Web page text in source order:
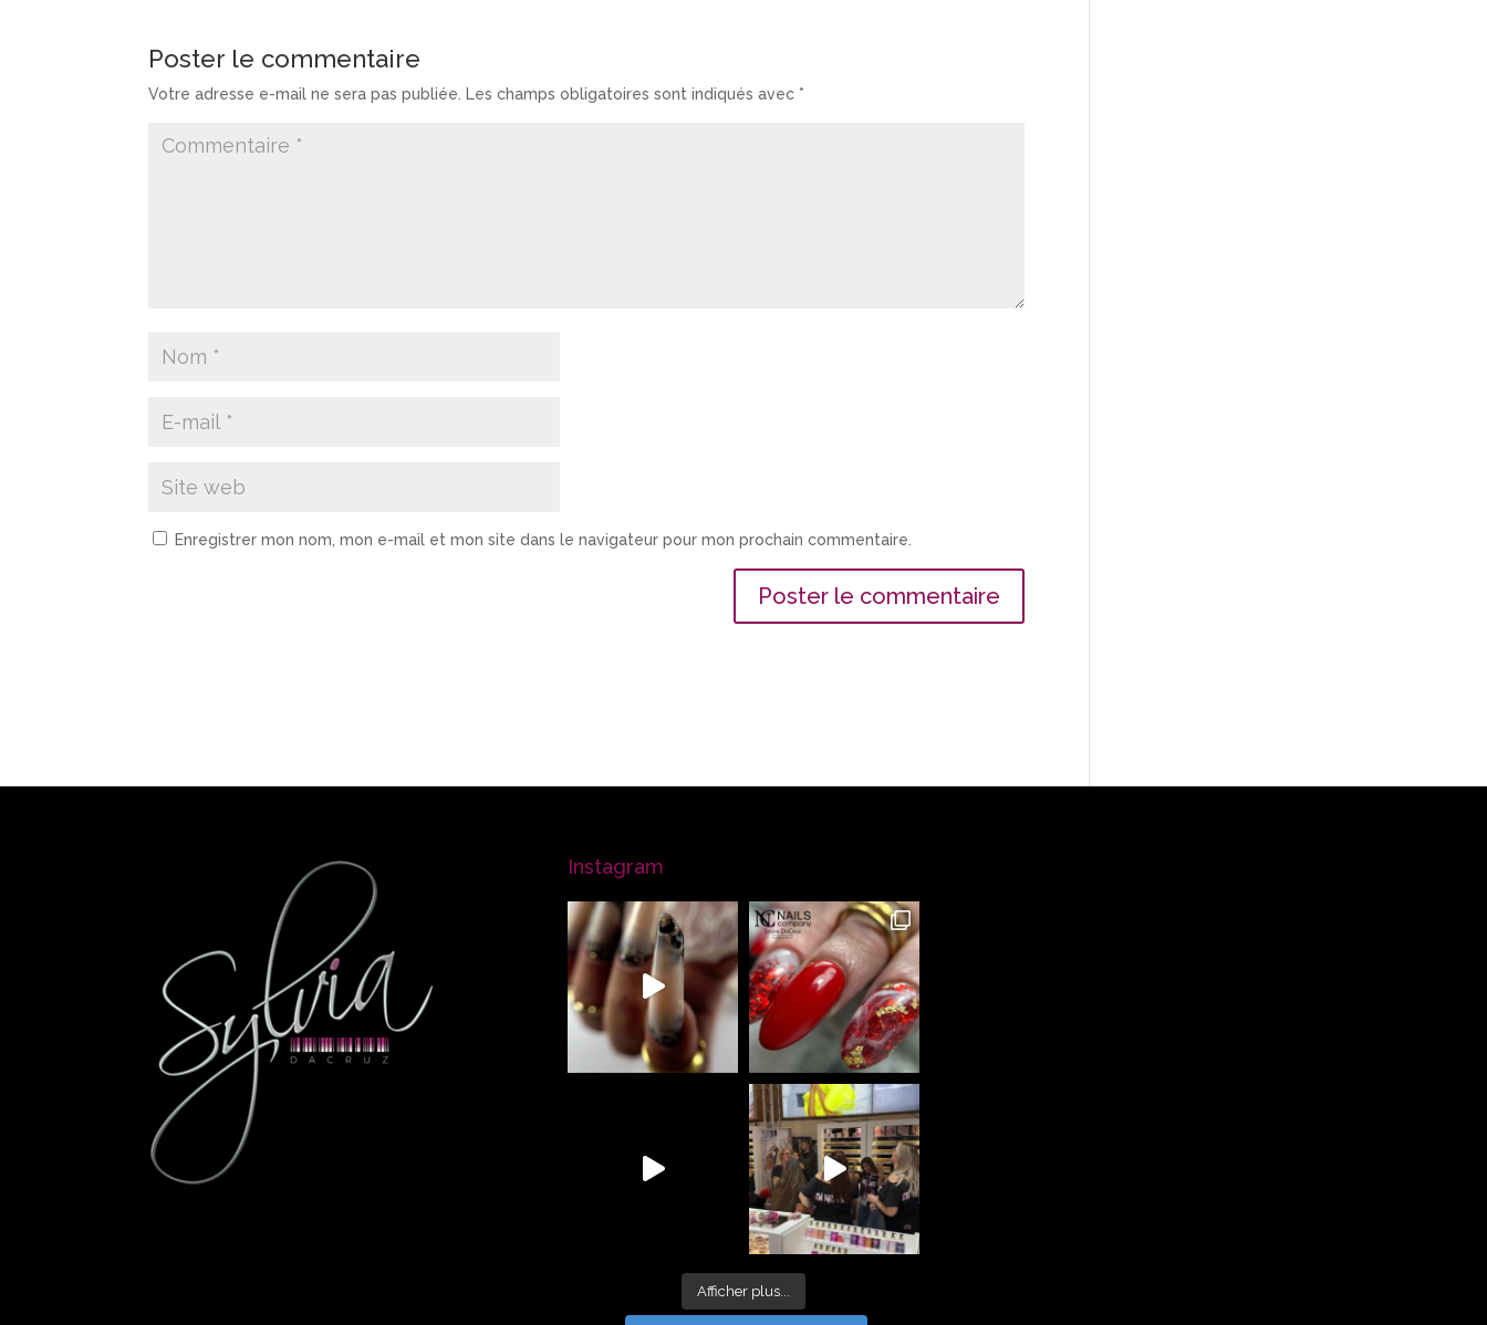
Poster le commentaire
Votre adresse e-mail ne sera pas publiée. Les champs obligatoires sont indiqués avec *
Enregistrer mon nom, mon e-mail et mon site dans le navigateur pour mon prochain commentaire.
Instagram
Afficher plus...